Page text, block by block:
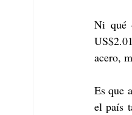
Ni qué
acero,
Es que
el país